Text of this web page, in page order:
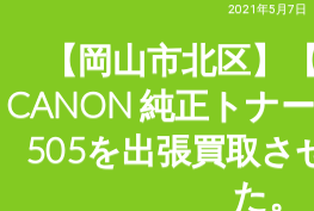
2021年5月7日
【岡山市北区】
CANON 純正トナ
505を出張買取さ
た。